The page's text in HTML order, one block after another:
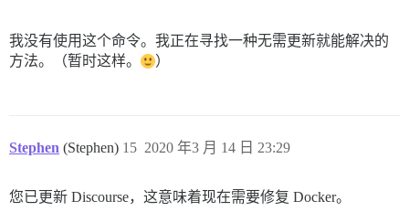
我没有使用这个命令。我正在寻找一种无需更新就能解决的
方法。（暂时这样。
）
Stephen (Stephen) 2020 年3 月 14 日 23:29
15
您已更新 Discourse，这意味着现在需要修复 Docker。